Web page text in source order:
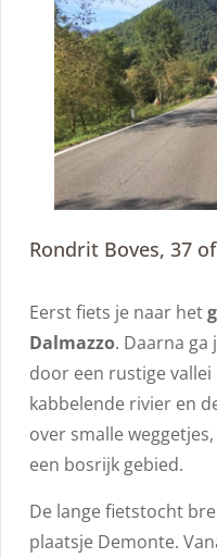
Rondrit Boves, 37
Eerst fiets je naar het
Dalmazzo. Daarna ga
door een rustige
kabbelende rivier en
over smalle
een bosrijk gebied.
De lange fietstocht
plaatsje Demonte.